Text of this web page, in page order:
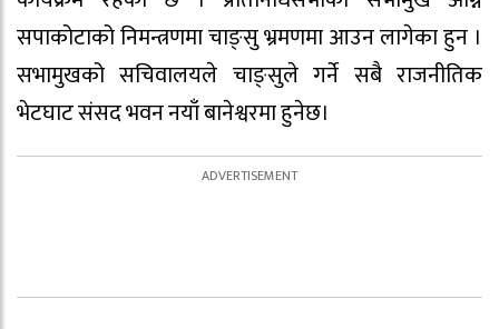
सपाकोटाको निमन्त्रणमा चाङ्सु भ्रमणमा आउन लागेका हुन ।
सभामुखको सचिवालयले चाङ्सुले गर्ने सबै राजनीतिक
भेटघाट संसद भवन नयाँ बानेश्वरमा हुनेछ।